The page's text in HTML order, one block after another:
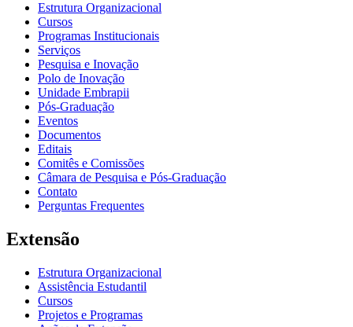
Estrutura Organizacional
Cursos
Programas Institucionais
Serviços
Pesquisa e Inovação
Polo de Inovação
Unidade Embrapii
Pós-Graduação
Eventos
Documentos
Editais
Comitês e Comissões
Câmara de Pesquisa e Pós-Graduação
Contato
Perguntas Frequentes
Extensão
Estrutura Organizacional
Assistência Estudantil
Cursos
Projetos e Programas